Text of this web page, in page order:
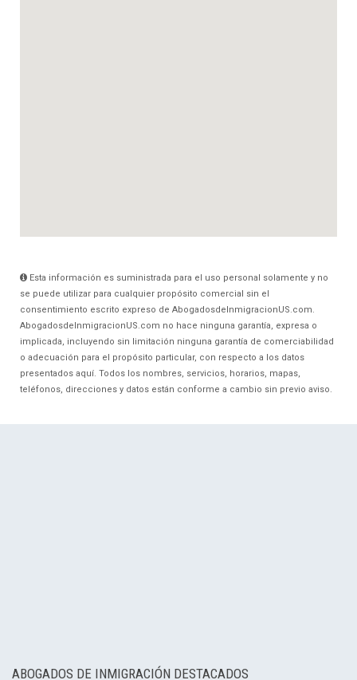
Esta información es suministrada para el uso personal solamente y no
se puede utilizar para cualquier propósito comercial sin el
consentimiento escrito expreso de AbogadosdeInmigracionUS.com.
AbogadosdeInmigracionUS.com no hace ninguna garantía, expresa o
implicada, incluyendo sin limitación ninguna garantía de comerciabilidad
o adecuación para el propósito particular, con respecto a los datos
presentados aquí. Todos los nombres, servicios, horarios, mapas,
teléfonos, direcciones y datos están conforme a cambio sin previo aviso.
ABOGADOS DE INMIGRACIÓN DESTACADOS